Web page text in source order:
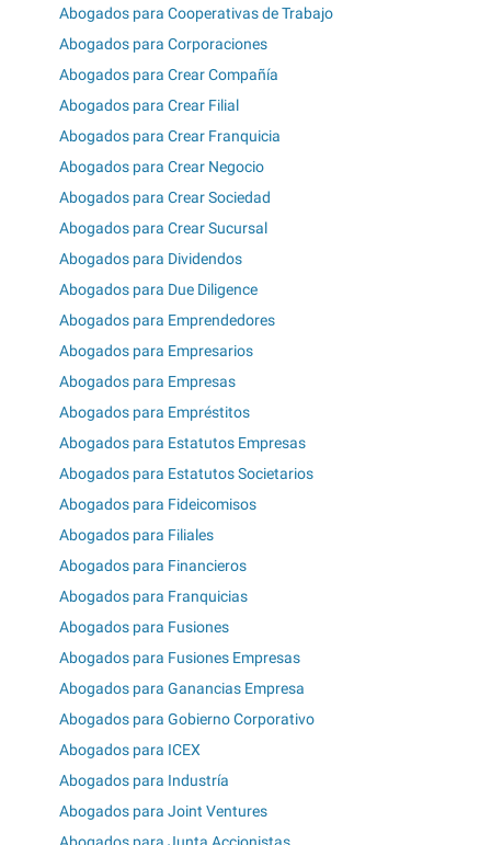
Abogados para Cooperativas de Trabajo
Abogados para Corporaciones
Abogados para Crear Compañía
Abogados para Crear Filial
Abogados para Crear Franquicia
Abogados para Crear Negocio
Abogados para Crear Sociedad
Abogados para Crear Sucursal
Abogados para Dividendos
Abogados para Due Diligence
Abogados para Emprendedores
Abogados para Empresarios
Abogados para Empresas
Abogados para Empréstitos
Abogados para Estatutos Empresas
Abogados para Estatutos Societarios
Abogados para Fideicomisos
Abogados para Filiales
Abogados para Financieros
Abogados para Franquicias
Abogados para Fusiones
Abogados para Fusiones Empresas
Abogados para Ganancias Empresa
Abogados para Gobierno Corporativo
Abogados para ICEX
Abogados para Industría
Abogados para Joint Ventures
Abogados para Junta Accionistas